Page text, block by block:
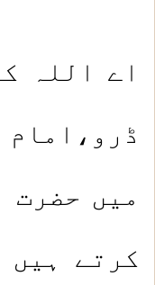
اے اللہ
میں حضرت
کرتے